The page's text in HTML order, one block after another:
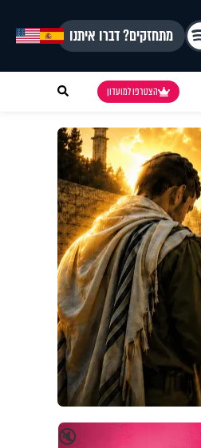
מתחזקים? דברו איתנו
הצטרפו למועדון
🔇